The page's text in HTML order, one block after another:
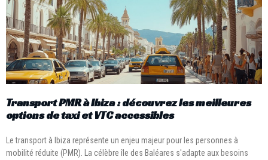
Transport PMR à Ibiza : découvrez les meilleures
options de taxi et VTC accessibles
Le transport à Ibiza représente un enjeu majeur pour les personnes à
mobilité réduite (PMR). La célèbre île des Baléares s'adapte aux besoins